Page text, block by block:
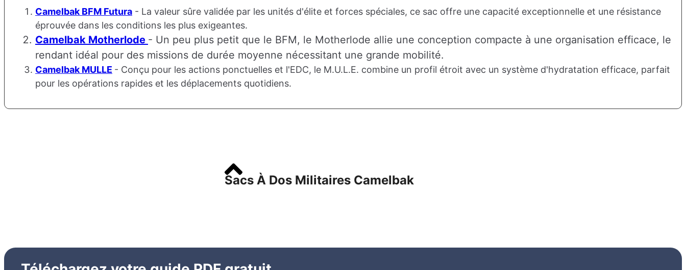
Camelbak BFM Futura - La valeur sûre validée par les unités d'élite et forces spéciales, ce sac offre une capacité exceptionnelle et une résistance
éprouvée dans les conditions les plus exigeantes.
Camelbak Motherlode - Un peu plus petit que le BFM, le Motherlode allie une conception compacte à une organisation efficace, le
rendant idéal pour des missions de durée moyenne nécessitant une grande mobilité.
Camelbak MULLE - Conçu pour les actions ponctuelles et l'EDC, le M.U.L.E. combine un profil étroit avec un système d'hydratation efficace, parfait
pour les opérations rapides et les déplacements quotidiens.
Sacs À Dos Militaires Camelbak